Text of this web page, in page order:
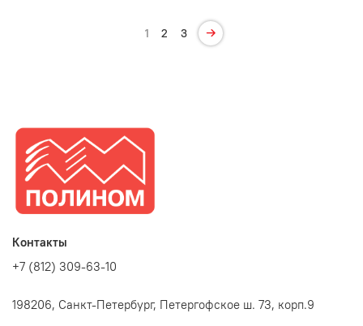
1 2 3
Контакты
+7 (812) 309-63-10
198206, Санкт-Петербург, Петергофское ш. 73, корп.9